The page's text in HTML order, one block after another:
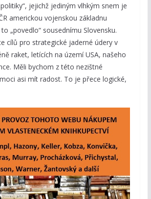
jejichž jediným vlhkým snem je
americkou vojenskou základnu
„povedlo“ sousednímu Slovensku.
cílů pro strategické jaderné údery v
raket, letících na území USA, našeho
Měli bychom z této nezištné
asi mít radost. To je přece logické,